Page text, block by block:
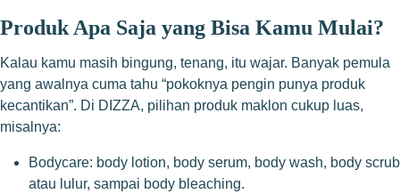
Produk Apa Saja yang Bisa Kamu Mulai?
Kalau kamu masih bingung, tenang, itu wajar. Banyak pemula
yang awalnya cuma tahu “pokoknya pengin punya produk
kecantikan”. Di DIZZA, pilihan produk maklon cukup luas,
misalnya:
Bodycare: body lotion, body serum, body wash, body scrub
atau lulur, sampai body bleaching.